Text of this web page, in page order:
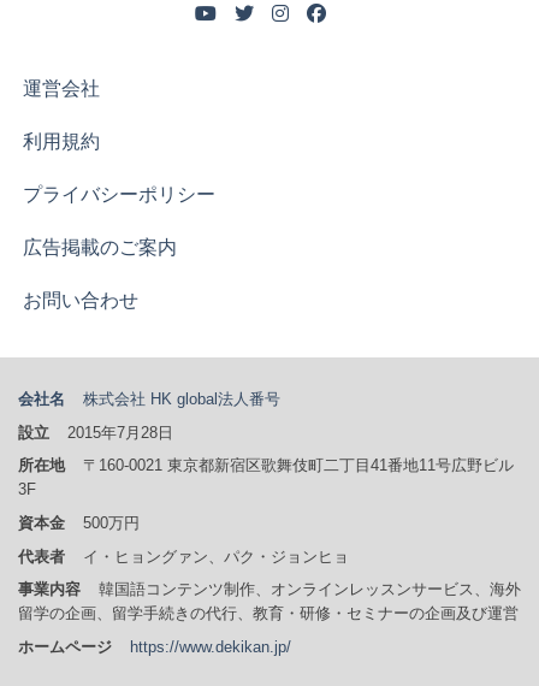
運営会社
利用規約
プライバシーポリシー
広告掲載のご案内
お問い合わせ
会社名 株式会社 HK global法人番号
設立
2015年7月28日
所在地
〒160-0021 東京都新宿区歌舞伎町二丁目41番地11号広野ビル
3F
資本金
500万円
代表者
イ・ヒョングァン、パク・ジョンヒョ
事業内容
韓国語コンテンツ制作、オンラインレッスンサービス、海外
留学の企画、留学手続きの代行、教育・研修・セミナーの企画及び運営
ホームページ
https://www.dekikan.jp/